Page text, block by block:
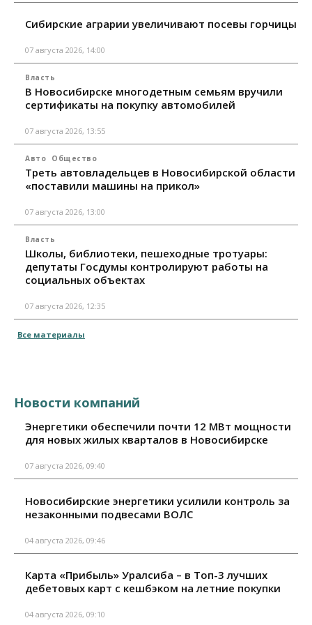
Сибирские аграрии увеличивают посевы горчицы
07 августа 2026, 14:00
Власть
В Новосибирске многодетным семьям вручили
сертификаты на покупку автомобилей
07 августа 2026, 13:55
Авто Общество
Треть автовладельцев в Новосибирской области
«поставили машины на прикол»
07 августа 2026, 13:00
Власть
Школы, библиотеки, пешеходные тротуары:
депутаты Госдумы контролируют работы на
социальных объектах
07 августа 2026, 12:35
Все материалы
Новости компаний
Энергетики обеспечили почти 12 МВт мощности
для новых жилых кварталов в Новосибирске
07 августа 2026, 09:40
Новосибирские энергетики усилили контроль за
незаконными подвесами ВОЛС
04 августа 2026, 09:46
Карта «Прибыль» Уралсиба – в Топ-3 лучших
дебетовых карт с кешбэком на летние покупки
04 августа 2026, 09:10